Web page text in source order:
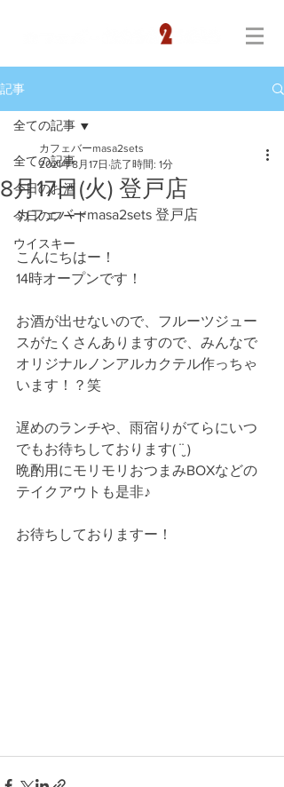
記事
全ての記事
今日のお酒
今日のフード
ウイスキー
全ての記事
8月17日(火) 登戸店
カフェバーmasa2sets
2021年8月17日 読了時間: 1分
カフェバーmasa2sets 登戸店
こんにちはー！
14時オープンです！
お酒が出せないので、フルーツジュー
スがたくさんありますので、みんなで
オリジナルノンアルカクテル作っちゃ
います！？笑
遅めのランチや、雨宿りがてらにいつ
でもお待ちしております( ¨̮ )
晩酌用にモリモリおつまみBOXなどの
テイクアウトも是非♪
お待ちしておりますー！